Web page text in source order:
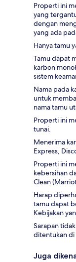
Properti ini
yang
dengan
yang ada
Hanya tamu
Tamu dapat
karbon
sistem
Nama pada
untuk
nama tamu
Properti ini
tunai.
Menerima
Express,
Properti ini
kebersihan
Clean
Harap
tamu dapat
Kebijakan
Sarapan
ditentukan di
Juga